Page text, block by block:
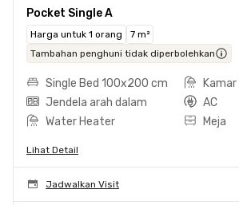
Pocket Single A
Harga untuk 1 orang
7 m²
Tambahan penghuni tidak diperbolehkan
Single Bed 100x200 cm
Jendela arah dalam
AC
Water Heater
Meja
Lihat Detail
Jadwalkan Visit